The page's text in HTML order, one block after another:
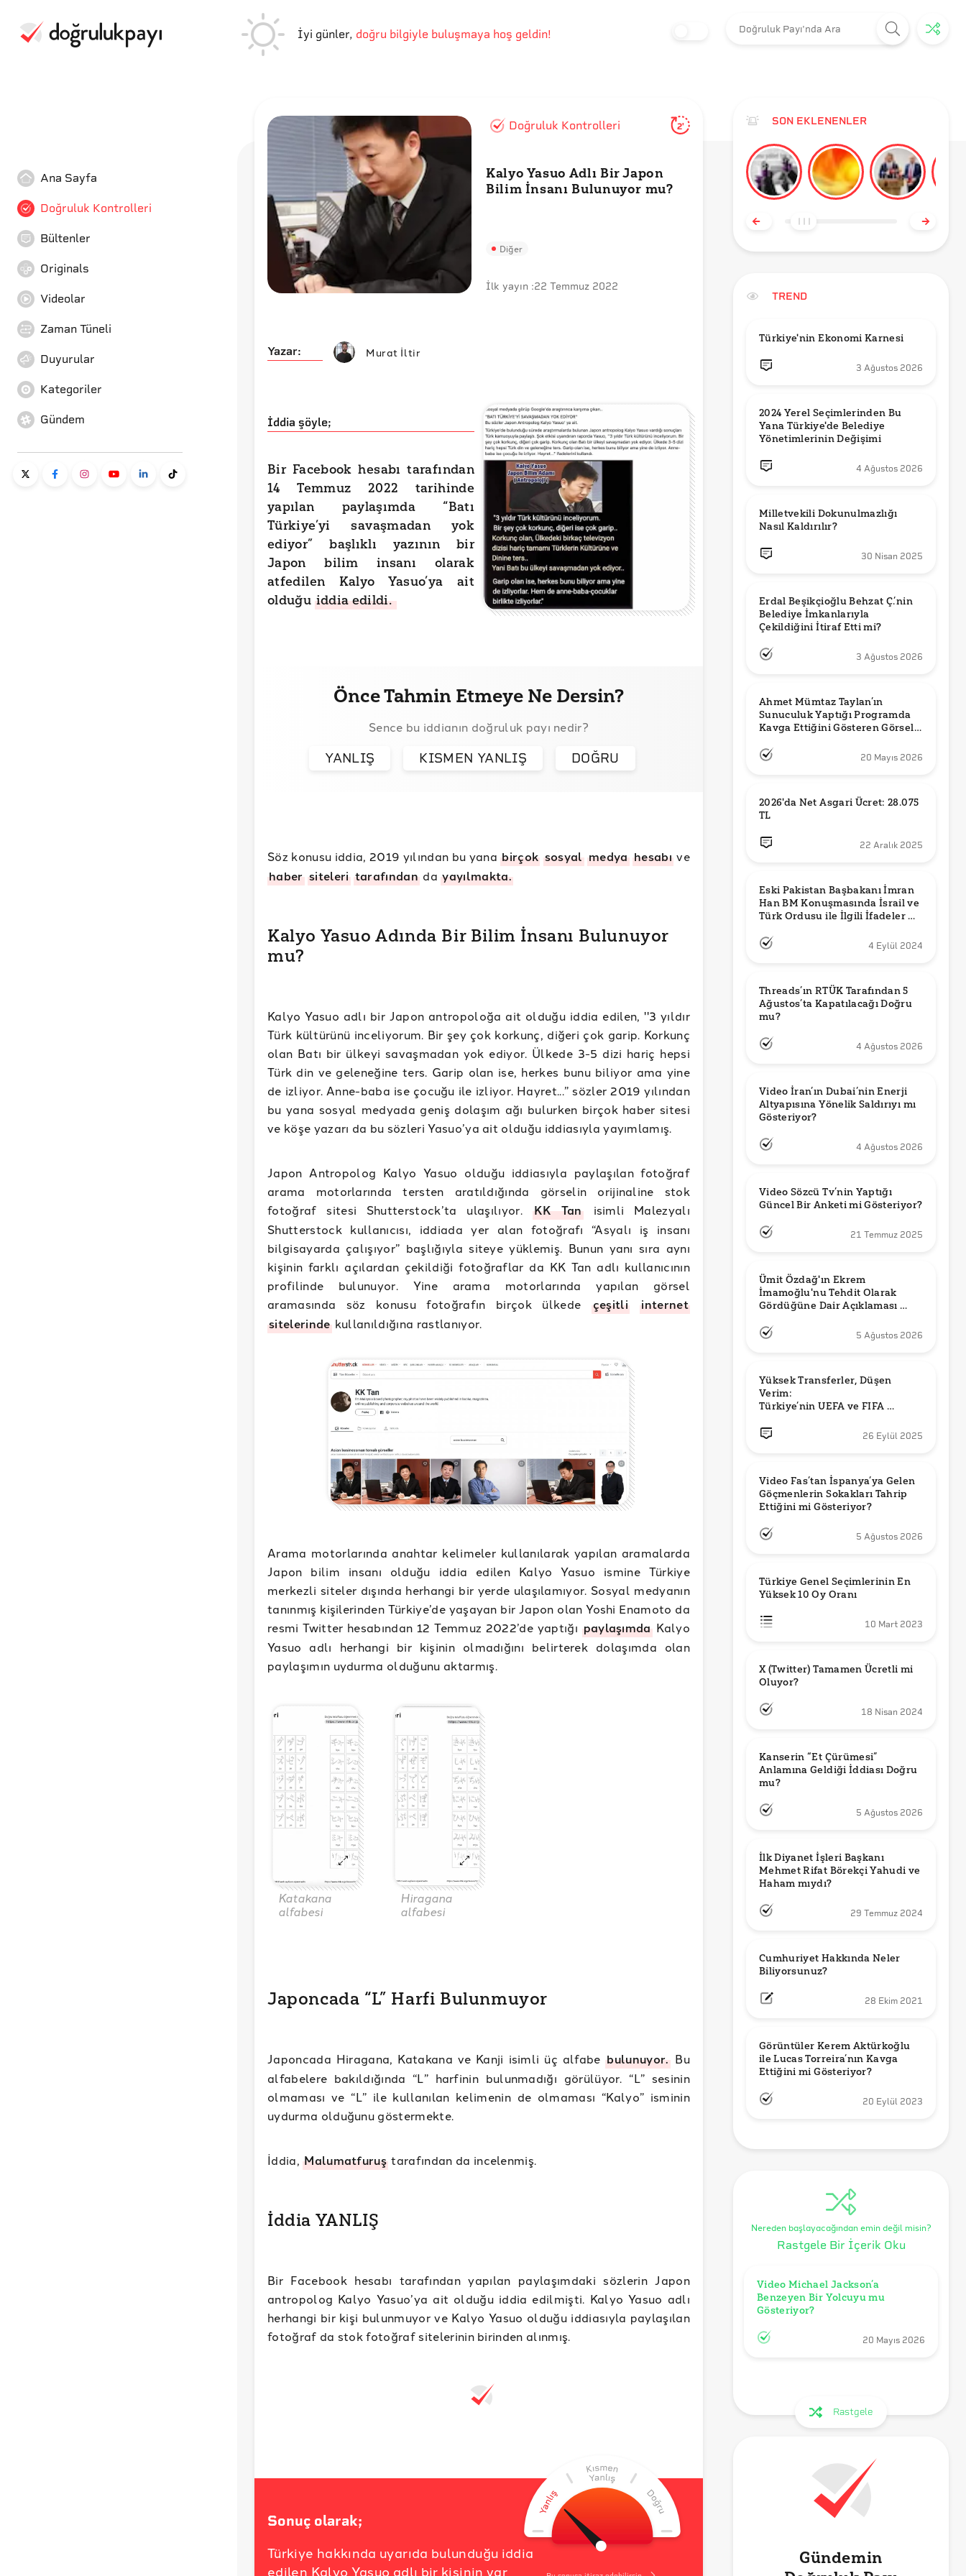
İyi günler, doğru bilgiyle buluşmaya hoş geldin!
Ana Sayfa
Doğruluk Kontrolleri
Bültenler
Originals
Videolar
Zaman Tüneli
Duyurular
Kategoriler
Gündem
Doğruluk Kontrolleri 2'
Kalyo Yasuo Adlı Bir Japon
Bilim İnsanı Bulunuyor mu?
Diğer
İlk yayın :22 Temmuz 2022
Yazar: Murat İltir
İddia şöyle;
Bir Facebook hesabı tarafından
14 Temmuz 2022 tarihinde
yapılan paylaşımda “Batı
Türkiye’yi savaşmadan yok
ediyor” başlıklı yazının bir
Japon bilim insanı olarak
atfedilen Kalyo Yasuo’ya ait
olduğu iddia edildi.
Önce Tahmin Etmeye Ne Dersin?
Sence bu iddianın doğruluk payı nedir?
YANLIŞ KISMEN YANLIŞ DOĞRU
Söz konusu iddia, 2019 yılından bu yanabirçok sosyal medya hesabıve
haber siteleri tarafından dayayılmakta.
Kalyo Yasuo Adında Bir Bilim İnsanı Bulunuyor
mu?
Kalyo Yasuo adlı bir Japon antropoloğa ait olduğu iddia edilen, ''3 yıldır
Türk kültürünü inceliyorum. Bir şey çok korkunç, diğeri çok garip. Korkunç
olan Batı bir ülkeyi savaşmadan yok ediyor. Ülkede 3-5 dizi hariç hepsi
Türk din ve geleneğine ters. Garip olan ise, herkes bunu biliyor ama yine
de izliyor. Anne-baba ise çocuğu ile izliyor. Hayret...” sözler 2019 yılından
bu yana sosyal medyada geniş dolaşım ağı bulurken birçok haber sitesi
ve köşe yazarı da bu sözleri Yasuo’ya ait olduğu iddiasıyla yayımlamış.
Japon Antropolog Kalyo Yasuo olduğu iddiasıyla paylaşılan fotoğraf
arama motorlarında tersten aratıldığında görselin orijinaline stok
fotoğraf sitesi Shutterstock’ta ulaşılıyor. KK Tanisimli Malezyalı
Shutterstock kullanıcısı, iddiada yer alan fotoğrafı “Asyalı iş insanı
bilgisayarda çalışıyor” başlığıyla siteye yüklemiş. Bunun yanı sıra aynı
kişinin farklı açılardan çekildiği fotoğraflar da KK Tan adlı kullanıcının
profilinde bulunuyor. Yine arama motorlarında yapılan görsel
aramasında söz konusu fotoğrafın birçok ülkede çeşitli
internet
sitelerindekullanıldığına rastlanıyor.
Arama motorlarında anahtar kelimeler kullanılarak yapılan aramalarda
Japon bilim insanı olduğu iddia edilen Kalyo Yasuo ismine Türkiye
merkezli siteler dışında herhangi bir yerde ulaşılamıyor. Sosyal medyanın
tanınmış kişilerinden Türkiye’de yaşayan bir Japon olan Yoshi Enamoto da
resmi Twitter hesabından 12 Temmuz 2022’de yaptığı paylaşımdaKalyo
Yasuo adlı herhangi bir kişinin olmadığını belirterek dolaşımda olan
paylaşımın uydurma olduğunu aktarmış.
Katakana
alfabesi
Hiragana
alfabesi
Japoncada “L” Harfi Bulunmuyor
Japoncada Hiragana, Katakana ve Kanji isimli üç alfabebulunuyor.Bu
alfabelere bakıldığında “L” harfinin bulunmadığı görülüyor. “L” sesinin
olmaması ve “L” ile kullanılan kelimenin de olmaması “Kalyo” isminin
uydurma olduğunu göstermekte.
İddia,Malumatfuruş tarafından da incelenmiş.
İddia YANLIŞ
Bir Facebook hesabı tarafından yapılan paylaşımdaki sözlerin Japon
antropolog Kalyo Yasuo’ya ait olduğu iddia edilmişti. Kalyo Yasuo adlı
herhangi bir kişi bulunmuyor ve Kalyo Yasuo olduğu iddiasıyla paylaşılan
fotoğraf da stok fotoğraf sitelerinin birinden alınmış.
Sonuç olarak;
Türkiye hakkında uyarıda bulunduğu iddia
edilen Kalyo Yasuo adlı bir kişinin var
SON EKLENENLER
TREND
Türkiye'nin Ekonomi Karnesi
3 Ağustos 2026
2024 Yerel Seçimlerinden Bu
Yana Türkiye'de Belediye
Yönetimlerinin Değişimi
4 Ağustos 2026
Milletvekili Dokunulmazlığı
Nasıl Kaldırılır?
30 Nisan 2025
Erdal Beşikçioğlu Behzat Ç.’nin
Belediye İmkanlarıyla
3 Ağustos 2026
Ahmet Mümtaz Taylan’ın
Sunuculuk Yaptığı Programda
Kavga Ettiğini Gösteren Görsel
20 Mayıs 2026
2026'da Net Asgari Ücret: 28.075
TL
22 Aralık 2025
Eski Pakistan Başbakanı İmran
Han BM Konuşmasında İsrail ve
Türk Ordusu ile İlgili İfadeler mi
4 Eylül 2024
Threads’ın RTÜK Tarafından 5
Ağustos’ta Kapatılacağı Doğru
mu?
4 Ağustos 2026
Video İran’ın Dubai’nin Enerji
Altyapısına Yönelik Saldırıyı mı
Gösteriyor?
4 Ağustos 2026
Video Sözcü Tv’nin Yaptığı
Güncel Bir Anketi mi Gösteriyor?
21 Temmuz 2025
Ümit Özdağ'ın Ekrem
İmamoğlu'nu Tehdit Olarak
Gördüğüne Dair Açıklaması
5 Ağustos 2026
Yüksek Transferler, Düşen
Verim:
Türkiye’nin UEFA ve FIFA
26 Eylül 2025
Video Fas’tan İspanya’ya Gelen
Göçmenlerin Sokakları Tahrip
Ettiğini mi Gösteriyor?
5 Ağustos 2026
Türkiye Genel Seçimlerinin En
Yüksek 10 Oy Oranı
10 Mart 2023
X (Twitter) Tamamen Ücretli mi
Oluyor?
18 Nisan 2024
Kanserin “Et Çürümesi”
Anlamına Geldiği İddiası Doğru
mu?
5 Ağustos 2026
İlk Diyanet İşleri Başkanı
Mehmet Rifat Börekçi Yahudi ve
Haham mıydı?
29 Temmuz 2024
Cumhuriyet Hakkında Neler
Biliyorsunuz?
28 Ekim 2021
Görüntüler Kerem Aktürkoğlu
ile Lucas Torreira’nın Kavga
Ettiğini mi Gösteriyor?
20 Eylül 2023
Nereden başlayacağından emin değil misin?
Rastgele Bir İçerik Oku
Video Michael Jackson’a
Benzeyen Bir Yolcuyu mu
Gösteriyor?
20 Mayıs 2026
Rastgele
Gündemin